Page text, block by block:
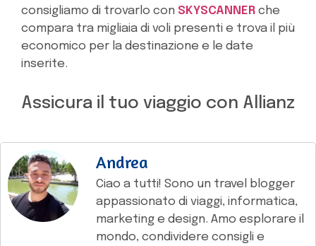
consigliamo di trovarlo con SKYSCANNER che
compara tra migliaia di voli presenti e trova il più
economico per la destinazione e le date
inserite.
Assicura il tuo viaggio con Allianz
Andrea
Ciao a tutti! Sono un travel blogger
appassionato di viaggi, informatica,
marketing e design. Amo esplorare il
mondo, condividere consigli e